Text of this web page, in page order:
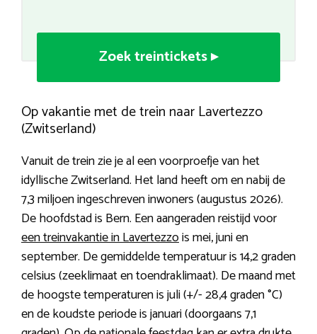
Zoek treintickets ▸
Op vakantie met de trein naar Lavertezzo
(Zwitserland)
Vanuit de trein zie je al een voorproefje van het
idyllische Zwitserland. Het land heeft om en nabij de
7,3 miljoen ingeschreven inwoners (augustus 2026).
De hoofdstad is Bern. Een aangeraden reistijd voor
een treinvakantie in Lavertezzois mei, juni en
september. De gemiddelde temperatuur is 14,2 graden
celsius (zeeklimaat en toendraklimaat). De maand met
de hoogste temperaturen is juli (+/- 28,4 graden °C)
en de koudste periode is januari (doorgaans 7,1